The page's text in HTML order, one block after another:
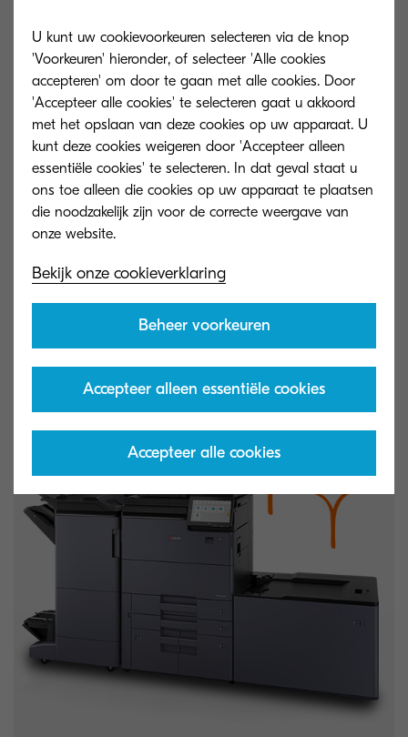
dat documenten onbeheerd blijven
liggen
Versleutelde data en
informatiebeveiliging
Compliance met erkende
beveiligingsstandaarden zoals FIPS
140-3
Deze functies zorgen ervoor dat informatie wordt
aan het vrijgeven van het document.
U kunt uw cookievoorkeuren selecteren via de knop
'Voorkeuren' hieronder, of selecteer 'Alle cookies
accepteren' om door te gaan met alle cookies. Door
'Accepteer alle cookies' te selecteren gaat u akkoord
met het opslaan van deze cookies op uw apparaat. U
kunt deze cookies weigeren door 'Accepteer alleen
essentiële cookies' te selecteren. In dat geval staat u
ons toe alleen die cookies op uw apparaat te plaatsen
die noodzakelijk zijn voor de correcte weergave van
Bekijk onze cookieverklaring
Beheer voorkeuren
Accepteer alleen essentiële cookies
Accepteer alle cookies